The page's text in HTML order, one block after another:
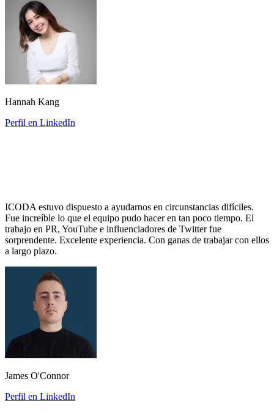
Hannah Kang
Perfil en LinkedIn
ICODA estuvo dispuesto a ayudarnos en circunstancias difíciles.
Fue increíble lo que el equipo pudo hacer en tan poco tiempo. El
trabajo en PR, YouTube e influenciadores de Twitter fue
sorprendente. Excelente experiencia. Con ganas de trabajar con ellos
a largo plazo.
James O'Connor
Perfil en LinkedIn